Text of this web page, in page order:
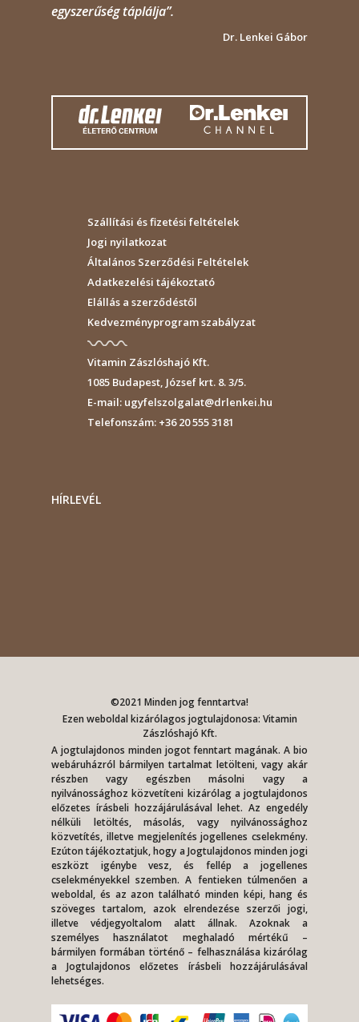
egyszerűség táplálja”.
Dr. Lenkei Gábor
Szállítási és fizetési feltételek
Jogi nyilatkozat
Általános Szerződési Feltételek
Adatkezelési tájékoztató
Elállás a szerződéstől
Kedvezményprogram szabályzat
Vitamin Zászlóshajó Kft.
1085Budapest, József krt. 8. 3/5.
E-mail:ugyfelszolgalat@drlenkei.hu
Telefonszám:+36 20 555 3181
HÍRLEVÉL
©2021 Minden jog fenntartva!
Ezen weboldal kizárólagos jogtulajdonosa: Vitamin
Zászlóshajó Kft.
A jogtulajdonos minden jogot fenntart magának. A bio
webáruházról bármilyen tartalmat letölteni, vagy akár
részben vagy egészben másolni vagy a
nyilvánossághoz közvetíteni kizárólag a jogtulajdonos
előzetes írásbeli hozzájárulásával lehet. Az engedély
nélküli letöltés, másolás, vagy nyilvánossághoz
közvetítés, illetve megjelenítés jogellenes cselekmény.
Ezúton tájékoztatjuk, hogy a Jogtulajdonos minden jogi
eszközt igénybe vesz, és fellép a jogellenes
cselekményekkel szemben. A fentieken túlmenően a
weboldal, és az azon található minden képi, hang és
szöveges tartalom, azok elrendezése szerzői jogi,
illetve védjegyoltalom alatt állnak. Azoknak a
személyes használatot meghaladó mértékű –
bármilyen formában történő – felhasználása kizárólag
a Jogtulajdonos előzetes írásbeli hozzájárulásával
lehetséges.